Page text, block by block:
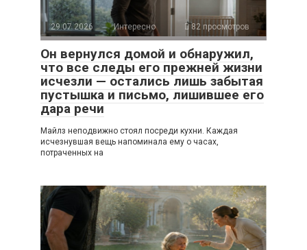
29.07.2026 Интересно 82 просмотров
Он вернулся домой и обнаружил,
что все следы его прежней жизни
исчезли — остались лишь забытая
пустышка и письмо, лишившее его
дара речи
Майлз неподвижно стоял посреди кухни. Каждая
исчезнувшая вещь напоминала ему о часах,
потраченных на